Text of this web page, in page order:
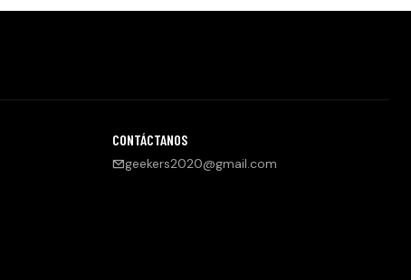
CONTÁCTANOS
geekers2020@gmail.com